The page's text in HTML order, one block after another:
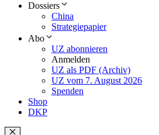
Dossiers
China
Strategiepapier
Abo
UZ abonnieren
Anmelden
UZ als PDF (Archiv)
UZ vom 7. August 2026
Spenden
Shop
DKP